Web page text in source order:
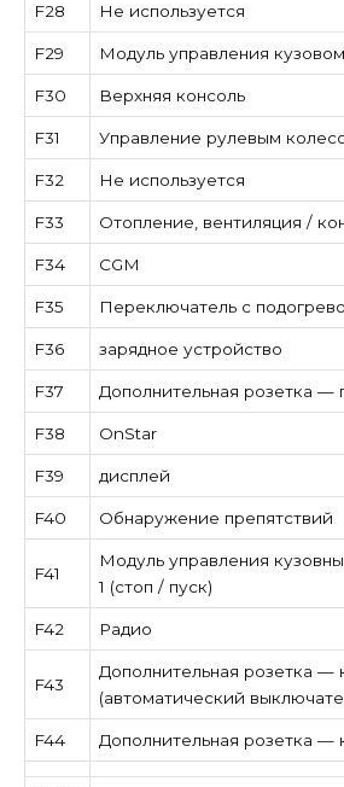
F28 Не используется
F29 Модуль управления
F30 Верхняя консоль
F31 Управление рулевым
F32 Не используется
F33 Отопление, вентиляция /
F34 CGM
F35 Переключатель с
F36 зарядное устройство
F37 Дополнительная розетка —
F38 OnStar
F39 дисплей
F40 Обнаружение препятствий
F41
Модуль управления
1 (стоп / пуск)
F42 Радио
F43
Дополнительная розетка —
(автоматический
F44 Дополнительная розетка —